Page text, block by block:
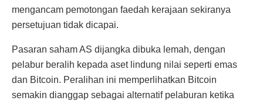
mengancam pemotongan faedah kerajaan sekiranya
persetujuan tidak dicapai.
Pasaran saham AS dijangka dibuka lemah, dengan
pelabur beralih kepada aset lindung nilai seperti emas
dan Bitcoin. Peralihan ini memperlihatkan Bitcoin
semakin dianggap sebagai alternatif pelaburan ketika